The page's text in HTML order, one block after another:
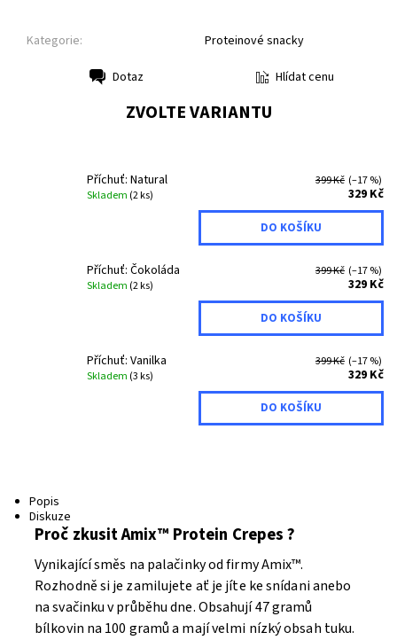
Kategorie: Proteinové snacky
Dotaz Hlídat cenu
ZVOLTE VARIANTU
Příchuť: Natural
Skladem (2 ks)
399 Kč (–17 %)
329 Kč
Příchuť: Čokoláda
Skladem (2 ks)
399 Kč (–17 %)
329 Kč
Příchuť: Vanilka
Skladem (3 ks)
399 Kč (–17 %)
329 Kč
Popis
Diskuze
Proč zkusit Amix™ Protein Crepes ?
Vynikající směs na palačinky od firmy Amix™.
Rozhodně si je zamilujete ať je jíte ke snídani anebo
na svačinku v průběhu dne. Obsahují 47 gramů
bílkovin na 100 gramů a mají velmi nízký obsah tuku.